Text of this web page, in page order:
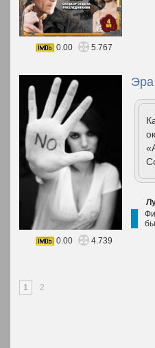
0.00 5.767
Эра
0.00
4.739
1 2